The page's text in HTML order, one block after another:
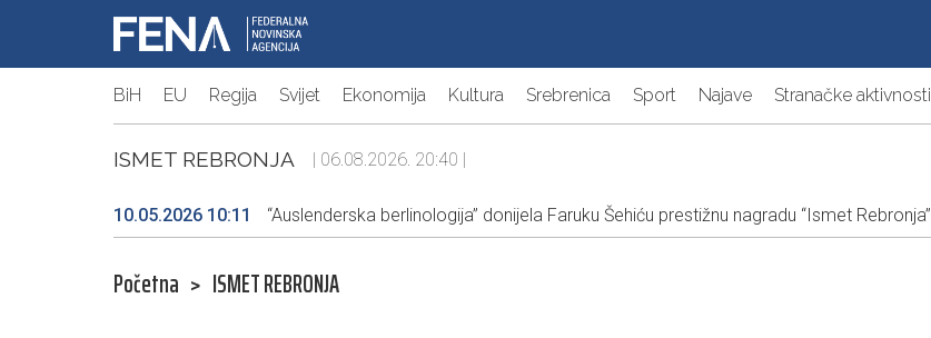
BiH EU Regija Svijet Ekonomija Kultura Srebrenica Sport Najave Stranačke aktivnosti
ISMET REBRONJA | 06.08.2026. 20:40 |
10.05.2026 10:11 “Auslenderska berlinologija” donijela Faruku Šehiću prestižnu nagradu “Ismet Rebronja”
Početna > ISMET REBRONJA